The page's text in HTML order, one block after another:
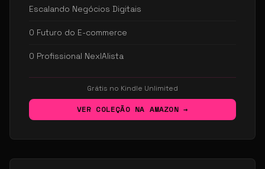
Escalando Negócios Digitais
O Futuro do E-commerce
O Profissional NexIAlista
Grátis no Kindle Unlimited
VER COLEÇÃO NA AMAZON →